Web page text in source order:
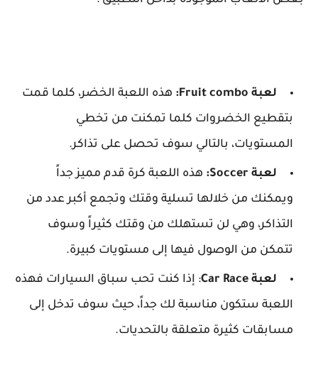
لعبة Fruit combo:
هذه اللعبة الخضر، كلما قمت
بتقطيع الخضروات كلما تمكنت من تخطي
المستويات، بالتالي سوف تحصل على تذاكر.
لعبة Soccer:
هذه اللعبة كرة قدم مميز جداً
ويمكنك من خلالها تسلية وقتك وتجمع أكبر عدد من
التذاكر، وهي لن تستهلك من وقتك كثيراً وسوف
تتمكن من الوصول فيها إلى مستويات كبيرة.
لعبة Car Race
: إذا كنت تحب سباق السيارات فهذه
اللعبة ستكون مناسبة لك جداً، حيث سوف تدخل إلى
مسابقات كثيرة متعلقة بالتحديات.